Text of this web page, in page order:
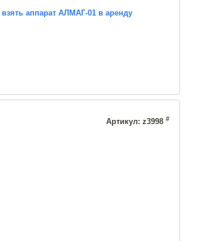
взять аппарат АЛМАГ-01 в аренду
Артикул: z3998 #